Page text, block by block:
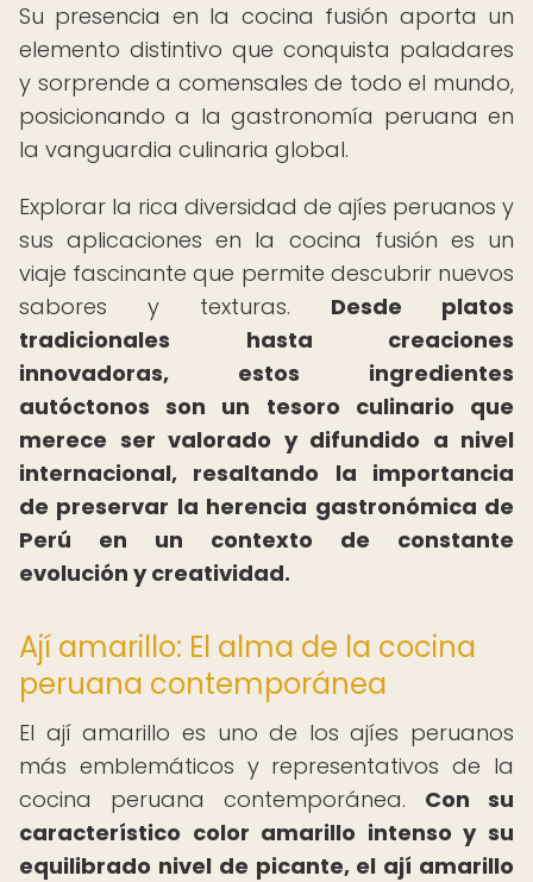
Su presencia en la cocina fusión aporta un
elemento distintivo que conquista paladares
y sorprende a comensales de todo el mundo,
posicionando a la gastronomía peruana en
la vanguardia culinaria global.
Explorar la rica diversidad de ajíes peruanos y
sus aplicaciones en la cocina fusión es un
viaje fascinante que permite descubrir nuevos
sabores y texturas. Desde platos
tradicionales hasta creaciones
innovadoras, estos ingredientes
autóctonos son un tesoro culinario que
merece ser valorado y difundido a nivel
internacional, resaltando la importancia
de preservar la herencia gastronómica de
Perú en un contexto de constante
evolución y creatividad.
Ají amarillo: El alma de la cocina
peruana contemporánea
El ají amarillo es uno de los ajíes peruanos
más emblemáticos y representativos de la
cocina peruana contemporánea. Con su
característico color amarillo intenso y su
equilibrado nivel de picante, el ají amarillo